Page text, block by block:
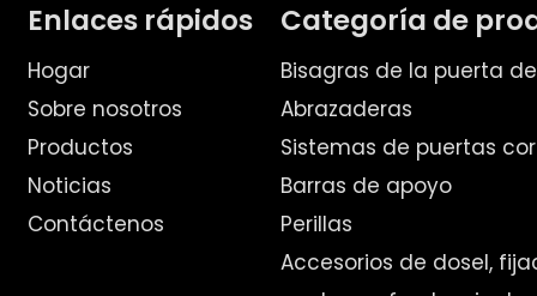
Enlaces rápidos
Hogar
Sobre nosotros
Productos
Noticias
Contáctenos
Categoría de
Bisagras de la puerta
Abrazaderas
Sistemas de puertas
Barras de apoyo
Perillas
Accesorios de dosel,